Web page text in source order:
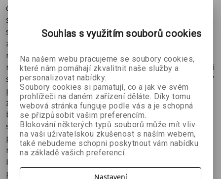
dynamickým rozsahem. Ukazuje možnosti moderního
software, popisuje techniky fotografování takovýchto
scén a způsoby, jakými lze tyto obrázky dále
zpracovávat, např. pro běžný tisk, se zachováním
maximálního možného rozlišení jasových úrovní. HDRI
nejsou obrázky, které můžete často vidět, s přepálenými
světly, nepřirozeným rozložením tónů nebo „atraktivně“
posunutými barvami. Naopak – účelem HDRI je dokázat
zobrazit takové snímky v podobě, která se maximálně
blíží tomu, jak by člověk fotografovanou scénu viděl ve
skutečnosti. Jak autor uvádí: HDRI představuje velký
pokrok v technologii zpracování obrazu, a to posun tak
revoluční, jako byl přechod od černobílých obrazů k
barevným. HDRI je zatím posledním krokem, který
posouvá možnosti digitálního obrazu před analogový.
Souhlas s využitím souborů cookies
Na našem webu pracujeme se soubory cookies,
které nám pomáhají zkvalitnit naše služby a
personalizovat nabídky.
Soubory cookies si pamatují, co a jak ve svém
prohlížeči na daném zařízení děláte. Díky tomu
webová stránka funguje podle vás a je schopná
se přizpůsobit vašim preferencím.
Blokování některých typů souborů může mít vliv
na vaši uživatelskou zkušenost s naším webem,
také nebudeme schopni poskytnout vám nabídku
na základě vašich preferencí.
Nastavení